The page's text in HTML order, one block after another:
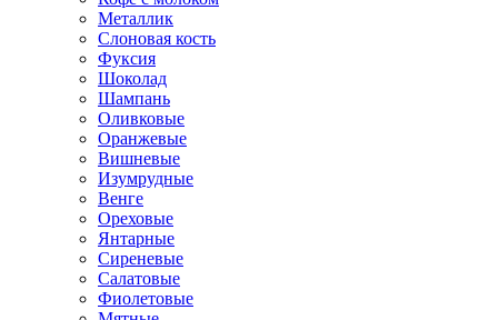
Металлик
Слоновая кость
Фуксия
Шоколад
Шампань
Оливковые
Оранжевые
Вишневые
Изумрудные
Венге
Ореховые
Янтарные
Сиреневые
Салатовые
Фиолетовые